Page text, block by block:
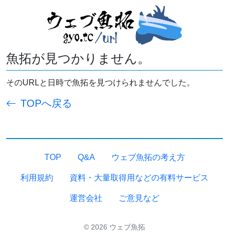
魚拓が見つかりません。
そのURLと日時で魚拓を見つけられませんでした。
TOPへ戻る
TOP Q&A ウェブ魚拓の考え方
利用規約 資料・大量取得用などの有料サービス
運営会社 ご意見など
© 2026 ウェブ魚拓